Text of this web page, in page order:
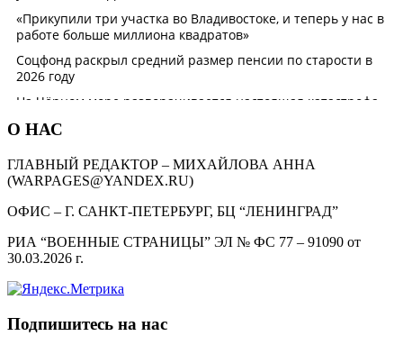
О НАС
ГЛАВНЫЙ РЕДАКТОР – МИХАЙЛОВА АННА
(WARPAGES@YANDEX.RU)
ОФИС – Г. САНКТ-ПЕТЕРБУРГ, БЦ “ЛЕНИНГРАД”
РИА “ВОЕННЫЕ СТРАНИЦЫ” ЭЛ № ФС 77 – 91090 от
30.03.2026 г.
Подпишитесь на нас